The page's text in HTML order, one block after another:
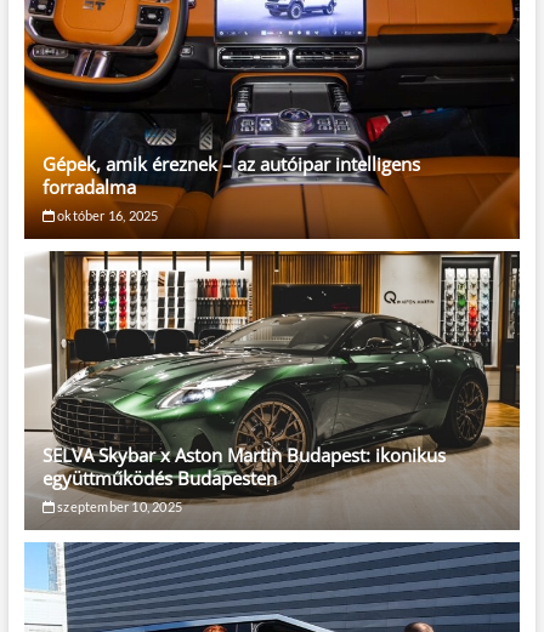
Gépek, amik éreznek – az autóipar intelligens
forradalma
október 16, 2025
SELVA Skybar x Aston Martin Budapest: ikonikus
együttműködés Budapesten
szeptember 10, 2025